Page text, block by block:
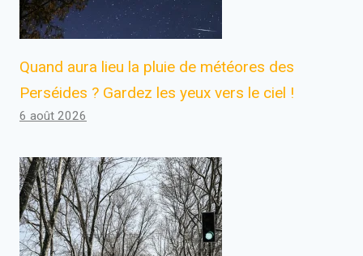
Quand aura lieu la pluie de météores des
Perséides ? Gardez les yeux vers le ciel !
6 août 2026